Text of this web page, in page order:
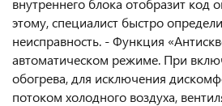
внутреннего блока отобразит код
этому, специалист быстро
неисправность. - Функция
автоматическом режиме. При
обогрева, для исключения
потоком холодного воздуха,